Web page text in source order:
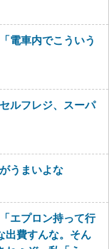
電車内でこういう
ルフレジ、スーパ
うまいよな
エプロン持って行
出費すんな。そん